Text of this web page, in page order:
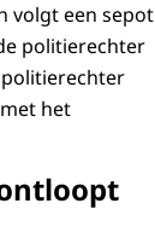
volgt een sepot
politierechter
het